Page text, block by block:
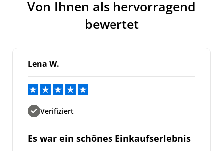
Von Ihnen als hervorragend
bewertet
Lena W.
Verifiziert
Es war ein schönes Einkaufserlebnis